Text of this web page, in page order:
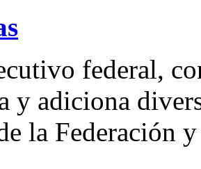
federal,
y adiciona
la Federación